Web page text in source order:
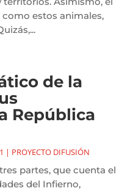
estos animales,
de la
República
| PROYECTO DIFUSIÓN
partes, que cuenta el
del Infierno,